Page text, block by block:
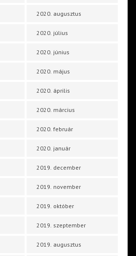
2020. augusztus
2020. július
2020. június
2020. május
2020. április
2020. március
2020. február
2020. január
2019. december
2019. november
2019. október
2019. szeptember
2019. augusztus